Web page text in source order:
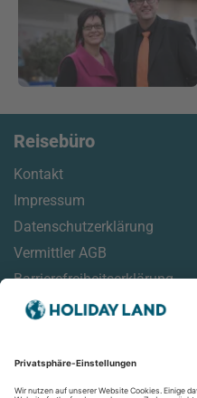
Reisebüro
Kontakt
Impressum
Datenschutzerklärung
Vermittler AGB
Barrierefreiheitserklärung
Online Check-In Informationen